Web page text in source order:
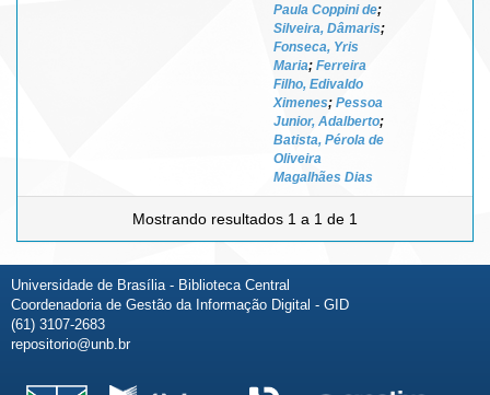
Paula Coppini de;
Silveira, Dâmaris;
Fonseca, Yris
Maria; Ferreira
Filho, Edivaldo
Ximenes; Pessoa
Junior, Adalberto;
Batista, Pérola de
Oliveira
Magalhães Dias
Mostrando resultados 1 a 1 de 1
Universidade de Brasília - Biblioteca Central
Coordenadoria de Gestão da Informação Digital - GID
(61) 3107-2683
repositorio@unb.br